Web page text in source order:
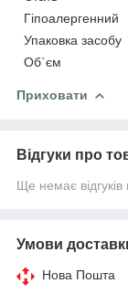
Гіпоалергенний
Упаковка засобу
Об`єм
Приховати
Відгуки про
Ще немає
Умови
Нова Пошта